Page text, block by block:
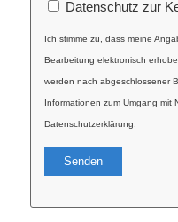
Datenschutz zur
Ich stimme zu, dass meine
Bearbeitung elektronisch
werden nach abgeschlossener
Informationen zum Umgang mit
Datenschutzerklärung.